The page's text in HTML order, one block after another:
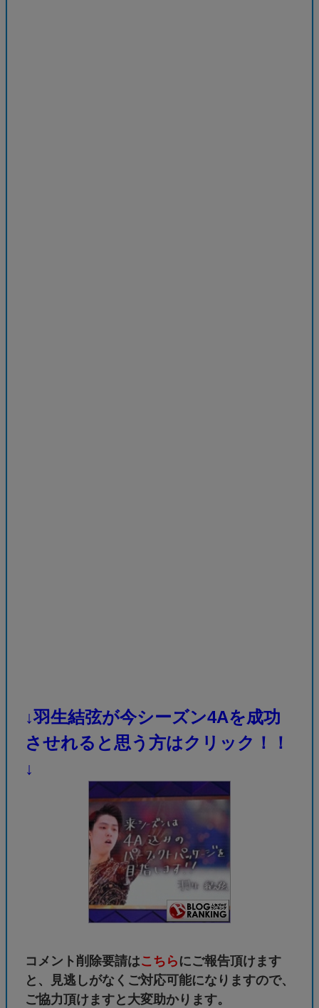
↓羽生結弦が今シーズン4Aを成功
させれると思う方はクリック！！
↓
コメント削除要請はこちら にご報告頂けます
と、見逃しがなくご対応可能になりますので、
ご協力頂けますと大変助かります。